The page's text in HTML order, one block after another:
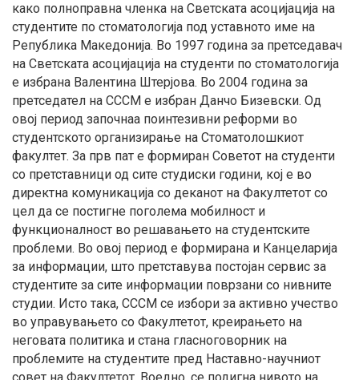
како полноправна членка на Светската асоцијација на
студентите по стоматологија под уставното име на
Република Македонија. Во 1997 година за претседавач
на Светската асоцијација на студенти по стоматологија
е избрана Валентина Штерјова. Во 2004 година за
претседател на СССМ е избран Данчо Бизевски. Од
овој период започнаа поинтезивни реформи во
студентското организирање на Стоматолошкиот
факултет. За прв пат е формиран Советот на студенти
со претставници од сите студиски години, кој е во
директна комуникација со деканот на Факултетот со
цел да се постигне поголема мобилност и
функционалност во решавањето на студентските
проблеми. Во овој период е формирана и Канцеларија
за информации, што претставува постојан сервис за
студентите за сите информации поврзани со нивните
студии. Исто така, СССМ се избори за активно учество
во управувањето со Факултетот, креирањето на
неговата политика и стана гласноговорник на
проблемите на студентите пред Наставно-научниот